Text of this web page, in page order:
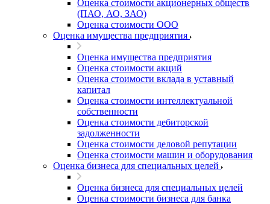
Оценка стоимости акционерных обществ
(ПАО, АО, ЗАО)
Оценка стоимости ООО
Оценка имущества предприятия
Оценка имущества предприятия
Оценка стоимости акций
Оценка стоимости вклада в уставный
капитал
Оценка стоимости интеллектуальной
собственности
Оценка стоимости дебиторской
задолженности
Оценка стоимости деловой репутации
Оценка стоимости машин и оборудования
Оценка бизнеса для специальных целей
Оценка бизнеса для специальных целей
Оценка стоимости бизнеса для банка